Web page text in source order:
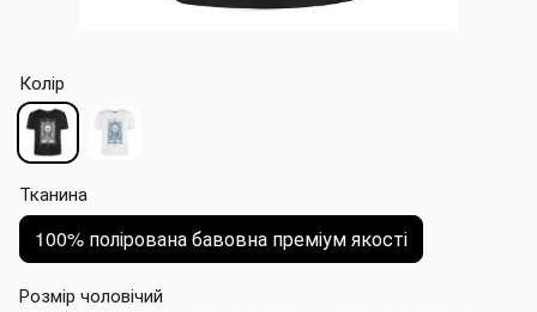
Колір
Тканина
100% полірована бавовна преміум якості
Розмір чоловічий